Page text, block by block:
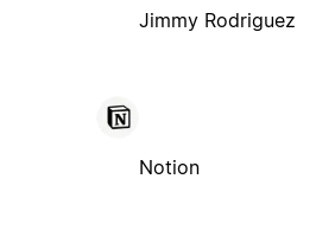
Jimmy Rodriguez
Notion